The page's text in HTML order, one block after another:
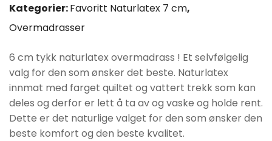
var:
kr12990.
er:
Kategorier:Favoritt Naturlatex 7 cm,
Overmadrasser
6 cm tykk naturlatex overmadrass ! Et selvfølgelig
valg for den som ønsker det beste. Naturlatex
innmat med farget quiltet og vattert trekk som kan
deles og derfor er lett å ta av og vaske og holde rent.
Dette er det naturlige valget for den som ønsker den
beste komfort og den beste kvalitet.